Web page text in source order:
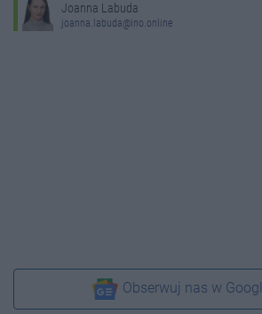
Joanna Labuda
joanna.labuda@ino.online
Obserwuj nas w